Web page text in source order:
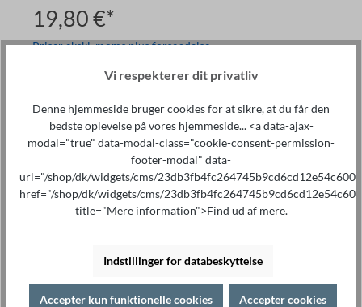
19,80 €*
Priser ekskl. moms plus forsendelse
Læg i indkøbskurven
+49 421 277 9999
Vi respekterer dit privatliv
Denne hjemmeside bruger cookies for at sikre, at du får den
bedste oplevelse på vores hjemmeside... <a data-ajax-
modal="true" data-modal-class="cookie-consent-permission-
footer-modal" data-
url="/shop/dk/widgets/cms/23db3fb4fc264745b9cd6cd12e54c600"
href="/shop/dk/widgets/cms/
title="Mere information">Find ud af mere.
Indstillinger for databeskyttelse
Accepter kun funktionelle cookies Accepter cookies